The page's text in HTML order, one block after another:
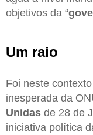
objetivos da “
Um raio
Foi neste
inesperada da
Unidas de 28 de
iniciativa política